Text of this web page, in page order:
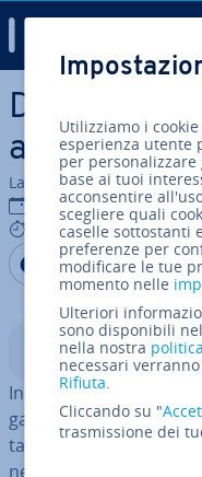
Vai al contenuto prin­ci­pa­le
Di­chia­ra­re
array in
La redazione di IONOS
08 gen 2025
5 mins
Condividi via
Condividi
Indice
In C++, gli array
ga­niz­za­re i dati, e
tabellare. In ambito
nell’algebra lineare,
Utilizziamo i
esperienza utente
per
base ai tuoi
acconsentire
scegliere quali
caselle sottostanti
preferenze per
modificare le tue
momento nelle
Ulteriori
sono disponibili
nella nostra
necessari
Rifiuta.
Cliccando su "
trasmissione dei